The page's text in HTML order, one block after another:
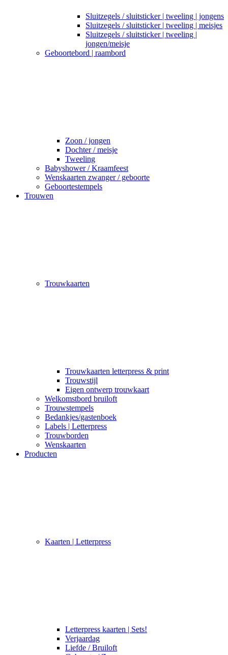
Sluitzegels / sluitsticker | tweeling | jongens
Sluitzegels / sluitsticker | tweeling | meisjes
Sluitzegels / sluitsticker | tweeling |
jongen/meisje
Geboortebord | raambord
Zoon / jongen
Dochter / meisje
Tweeling
Babyshower / Kraamfeest
Wenskaarten zwanger / geboorte
Geboortestempels
Trouwen
Trouwkaarten
Trouwkaarten letterpress & print
Trouwstijl
Eigen ontwerp trouwkaart
Welkomstbord bruiloft
Trouwstempels
Bedankjes/gastenboek
Labels | Letterpress
Trouwborden
Wenskaarten
Producten
Kaarten | Letterpress
Letterpress kaarten | Sets!
Verjaardag
Liefde / Bruiloft